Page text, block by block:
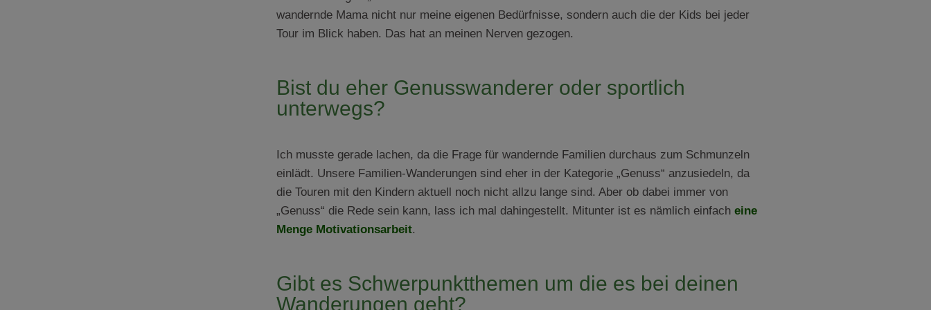
wandernde Mama nicht nur meine eigenen Bedürfnisse, sondern auch die der Kids bei jeder
Tour im Blick haben. Das hat an meinen Nerven gezogen.
Bist du eher Genusswanderer oder sportlich
unterwegs?
Ich musste gerade lachen, da die Frage für wandernde Familien durchaus zum Schmunzeln
einlädt. Unsere Familien-Wanderungen sind eher in der Kategorie „Genuss“ anzusiedeln, da
die Touren mit den Kindern aktuell noch nicht allzu lange sind. Aber ob dabei immer von
„Genuss“ die Rede sein kann, lass ich mal dahingestellt. Mitunter ist es nämlich einfacheine
Menge Motivationsarbeit.
Gibt es Schwerpunktthemen um die es bei deinen
Wanderungen geht?